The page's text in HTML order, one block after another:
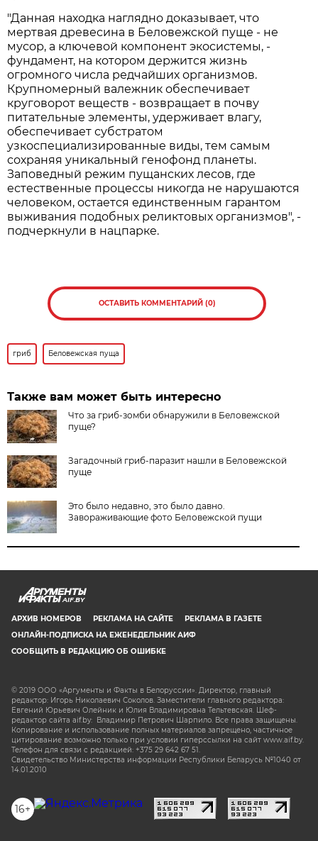
"Данная находка наглядно доказывает, что
мертвая древесина в Беловежской пуще - не
мусор, а ключевой компонент экосистемы, -
фундамент, на котором держится жизнь
огромного числа редчайших организмов.
Крупномерный валежник обеспечивает
круговорот веществ - возвращает в почву
питательные элементы, удерживает влагу,
обеспечивает субстратом
узкоспециализированные виды, тем самым
сохраняя уникальный генофонд планеты.
Заповедный режим пущанских лесов, где
естественные процессы никогда не нарушаются
человеком, остается единственным гарантом
выживания подобных реликтовых организмов", -
подчеркнули в нацпарке.
ОСТАВИТЬ КОММЕНТАРИЙ (0)
гриб Беловежская пуща
Также вам может быть интересно
Что за гриб-зомби обнаружили в Беловежской
пуще?
Загадочный гриб-паразит нашли в Беловежской
пуще
Это было недавно, это было давно.
Завораживающие фото Беловежской пущи
AIF.BY
АРХИВ НОМЕРОВ РЕКЛАМА НА САЙТЕ
РЕКЛАМА В ГАЗЕТЕ
ОНЛАЙН-ПОДПИСКА НА ЕЖЕНЕДЕЛЬНИК АИФ
СООБЩИТЬ В РЕДАКЦИЮ ОБ ОШИБКЕ
© 2019 ООО «Аргументы и Факты в Белоруссии». Директор, главный
редактор: Игорь Николаевич Соколов. Заместители главного редактора:
Евгений Юрьевич Олейник и Юлия Владимировна Тельтевская. Шеф-
редактор сайта aif.by: Владимир Петрович Шарпило. Все права защищены.
Копирование и использование полных материалов запрещено, частичное
цитирование возможно только при условии гиперссылки на сайт www.aif.by.
Телефон для связи с редакцией: +375 29 642 67 51.
Свидетельство Министерства информации Республики Беларусь №1040 от
14.01.2010
16+